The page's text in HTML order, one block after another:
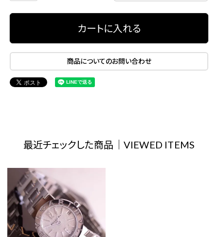
カートに入れる
商品についてのお問い合わせ
最近チェックした商品｜VIEWED ITEMS